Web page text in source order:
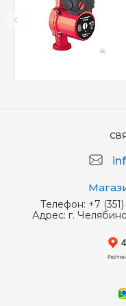
Телефон: +7
Адрес: г.